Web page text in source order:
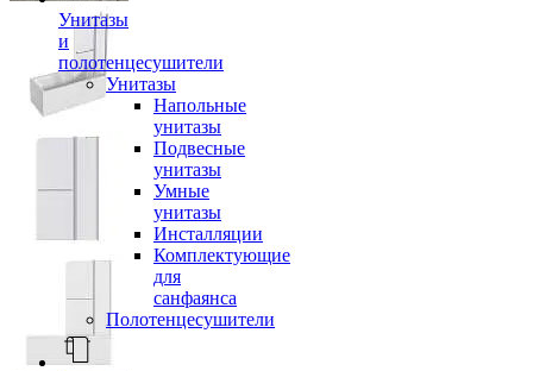
Унитазы
и
полотенцесушители
Унитазы
Напольные
унитазы
Подвесные
унитазы
Умные
унитазы
Инсталляции
Комплектующие
для
санфаянса
Полотенцесушители